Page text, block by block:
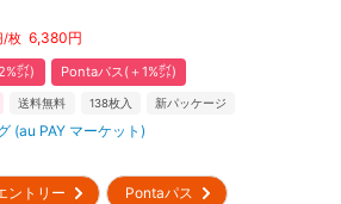
/枚 6,380円
㌽) Pontaパス(＋1%㌽)
送料無料 138枚入 新パッケージ
(au PAY マーケット)
ントリー Pontaパス